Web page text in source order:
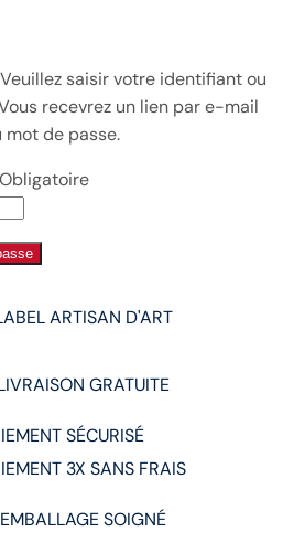
saisir votre identifiant ou
recevrez un lien par e-mail
mot de passe.
Obligatoire
ARTISAN D'ART
GRATUITE
SÉCURISÉ
3X SANS FRAIS
EMBALLAGE SOIGNÉ